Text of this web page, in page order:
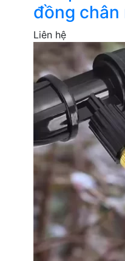
đồng chân
Liên hệ